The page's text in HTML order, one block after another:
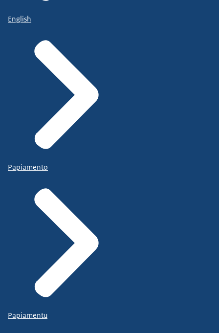
English
Papiamento
Papiamentu